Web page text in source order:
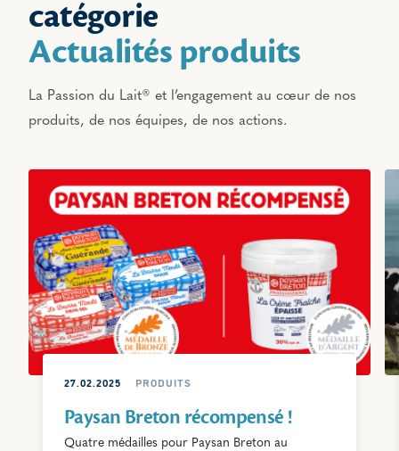
catégorie
Actualités produits
La Passion du Lait® et l’engagement au cœur de nos
produits, de nos équipes, de nos actions.
27.02.2025 PRODUITS
Paysan Breton récompensé !
Quatre médailles pour Paysan Breton au